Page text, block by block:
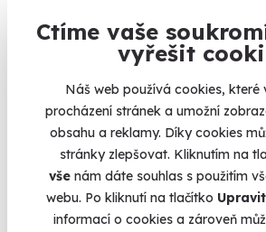
Ctíme vaše
vyřešit
Náš web používá cookies, které
procházení stránek a umožní
obsahu a reklamy. Díky cookies
stránky zlepšovat. Kliknutím na
vše nám dáte souhlas s použitím
webu. Po kliknutí na tlačítko Upravit
informací o cookies a zároveň
6 979 Kč
Volný termín už 12. 08. 2026